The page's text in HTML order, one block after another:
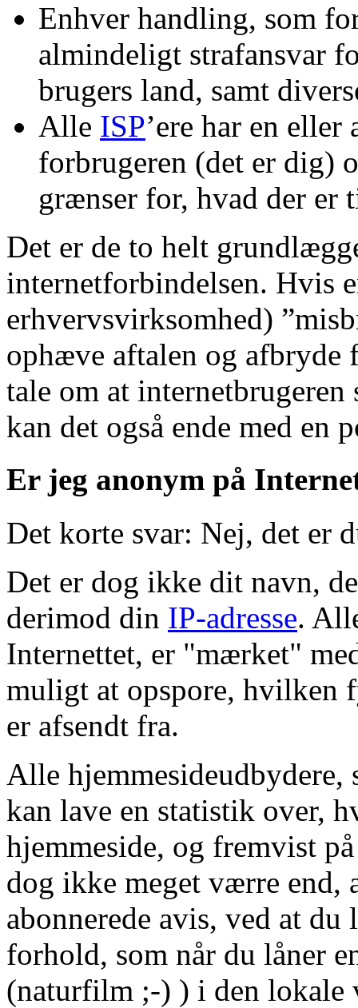
Enhver handling, som
almindeligt strafansvar
brugers land, samt
Alle ISP’ere har en
forbrugeren (det er dig)
grænser for, hvad der er
Det er de to helt
internetforbindelsen. Hvis
erhvervsvirksomhed)
ophæve aftalen og afbryde
tale om at
kan det også ende med en
Er jeg anonym på
Det korte svar: Nej, det er
Det er dog ikke dit navn,
derimod din IP-adresse.
Internettet, er "mærket"
muligt at opspore, hvilken
er afsendt fra.
Alle hjemmesideudbydere,
kan lave en statistik over,
hjemmeside, og fremvist
dog ikke meget værre end,
abonnerede avis, ved at
forhold, som når du låner
(naturfilm ;-) ) i den lokale